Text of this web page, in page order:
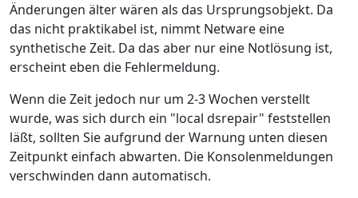
Änderungen älter wären als das Ursprungsobjekt. Da
das nicht praktikabel ist, nimmt Netware eine
synthetische Zeit. Da das aber nur eine Notlösung ist,
erscheint eben die Fehlermeldung.
Wenn die Zeit jedoch nur um 2-3 Wochen verstellt
wurde, was sich durch ein "local dsrepair" feststellen
läßt, sollten Sie aufgrund der Warnung unten diesen
Zeitpunkt einfach abwarten. Die Konsolenmeldungen
verschwinden dann automatisch.